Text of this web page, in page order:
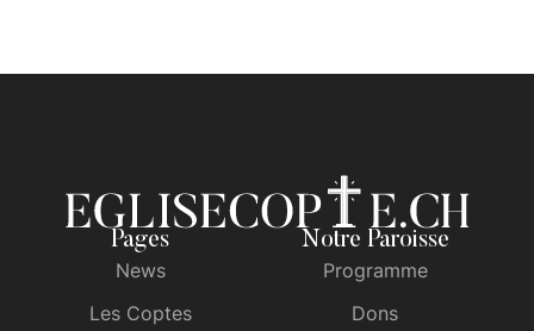
Pages
News
Les Coptes
Notre Paroisse
Programme
Dons